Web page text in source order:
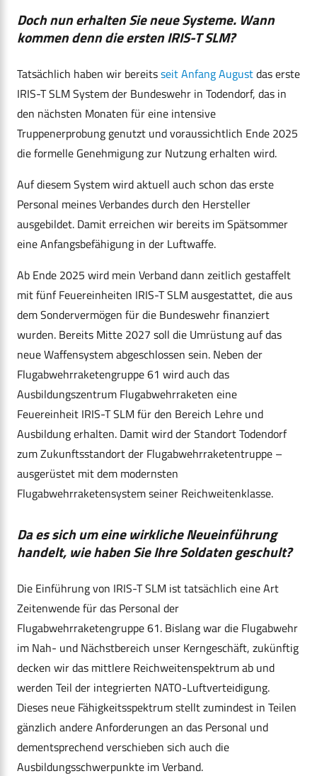
Doch nun erhalten Sie neue Systeme. Wann
kommen denn die ersten IRIS-T SLM?
Tatsächlich haben wir bereitsseit Anfang Augustdas erste
IRIS-T SLM System der Bundeswehr in Todendorf, das in
den nächsten Monaten für eine intensive
Truppenerprobung genutzt und voraussichtlich Ende 2025
die formelle Genehmigung zur Nutzung erhalten wird.
Auf diesem System wird aktuell auch schon das erste
Personal meines Verbandes durch den Hersteller
ausgebildet. Damit erreichen wir bereits im Spätsommer
eine Anfangsbefähigung in der Luftwaffe.
Ab Ende 2025 wird mein Verband dann zeitlich gestaffelt
mit fünf Feuereinheiten IRIS-T SLM ausgestattet, die aus
dem Sondervermögen für die Bundeswehr finanziert
wurden. Bereits Mitte 2027 soll die Umrüstung auf das
neue Waffensystem abgeschlossen sein. Neben der
Flugabwehrraketengruppe 61 wird auch das
Ausbildungszentrum Flugabwehrraketen eine
Feuereinheit IRIS-T SLM für den Bereich Lehre und
Ausbildung erhalten. Damit wird der Standort Todendorf
zum Zukunftsstandort der Flugabwehrraketentruppe –
ausgerüstet mit dem modernsten
Flugabwehrraketensystem seiner Reichweitenklasse.
Da es sich um eine wirkliche Neueinführung
handelt, wie haben Sie Ihre Soldaten geschult?
Die Einführung von IRIS-T SLM ist tatsächlich eine Art
Zeitenwende für das Personal der
Flugabwehrraketengruppe 61. Bislang war die Flugabwehr
im Nah- und Nächstbereich unser Kerngeschäft, zukünftig
decken wir das mittlere Reichweitenspektrum ab und
werden Teil der integrierten NATO-Luftverteidigung.
Dieses neue Fähigkeitsspektrum stellt zumindest in Teilen
gänzlich andere Anforderungen an das Personal und
dementsprechend verschieben sich auch die
Ausbildungsschwerpunkte im Verband.